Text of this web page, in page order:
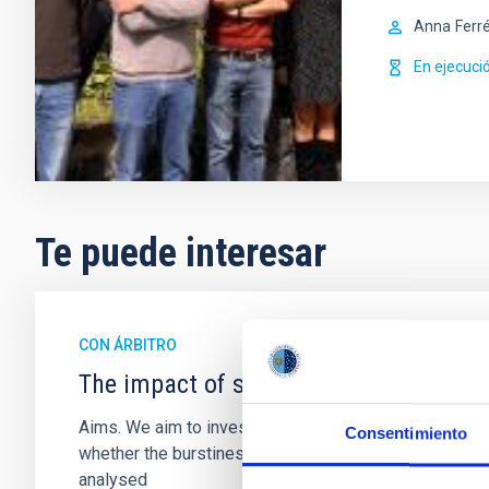
Consentimiento
Anna
En
Te puede interesar
CON ÁRBITRO
The impact of star formation
Aims. We aim to investigate the connection
whether the burstiness and temporal distribution of
analysed